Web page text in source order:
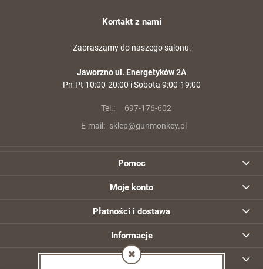
Kontakt z nami
Zapraszamy do naszego salonu:
Jaworzno ul. Energetyków 2A
Pn-Pt 10:00-20:00 i Sobota 9:00-19:00
Tel.:
697-176-602
E-mail: sklep@gunmonkey.pl
Pomoc
Moje konto
Płatności i dostawa
Informacje
O nas